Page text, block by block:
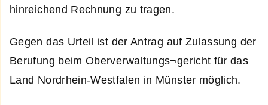
hinreichend Rechnung zu tragen.
Gegen das Urteil ist der Antrag auf Zulassung der
Berufung beim Oberverwaltungs¬gericht für das
Land Nordrhein-Westfalen in Münster möglich.